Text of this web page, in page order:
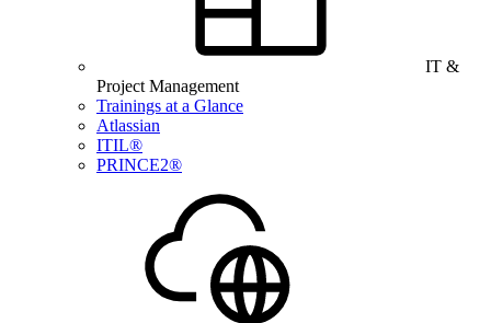
IT &
Project Management
Trainings at a Glance
Atlassian
ITIL®
PRINCE2®